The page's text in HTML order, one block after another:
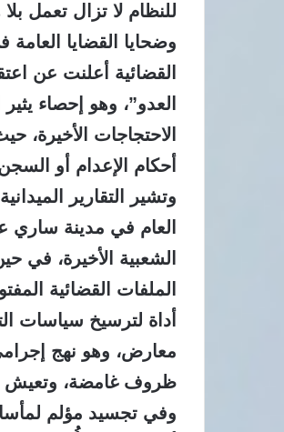
للنظام لا تزال تعمل
وضحايا القضايا
العدو”، وهو إحصاء
الاحتجاجات الأخيرة،
أحكام الإعدام أو
وتشير التقارير
الشعبية الأخيرة،
الملفات القضائية
أداة لترسيخ سياسات
معارض، وهو نهج
ظروف غامضة، وتعيش
وفي تجسيد مؤلم